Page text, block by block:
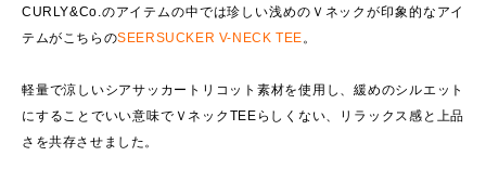
CURLY&Co.のアイテムの中では珍しい浅めのＶネックが印象的なアイ
テムがこちらのSEERSUCKER V-NECK TEE。
軽量で涼しいシアサッカートリコット素材を使用し、緩めのシルエット
にすることでいい意味でＶネックTEEらしくない、リラックス感と上品
さを共存させました。